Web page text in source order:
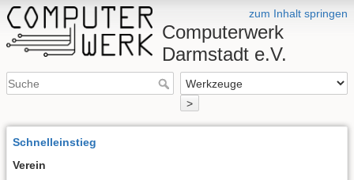
zum Inhalt springen
Computerwerk
Darmstadt e.V.
>
Schnelleinstieg
Verein